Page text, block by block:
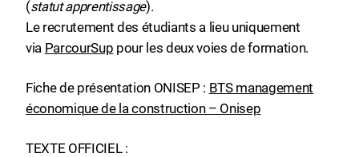
(statut apprentissage).
Le recrutement des étudiants a lieu uniquement
via ParcourSup pour les deux voies de formation.
Fiche de présentation ONISEP : BTS management
économique de la construction – Onisep
TEXTE OFFICIEL :